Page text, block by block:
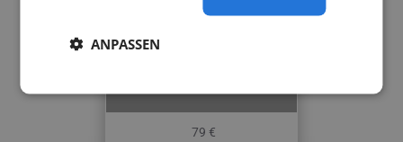
WLAN-
für Rückfahrkamera
79 €
ANPASSEN